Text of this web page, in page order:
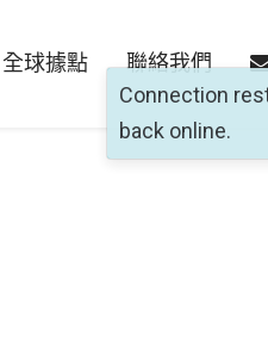
全球據點 聯絡我們
Connection
back online.